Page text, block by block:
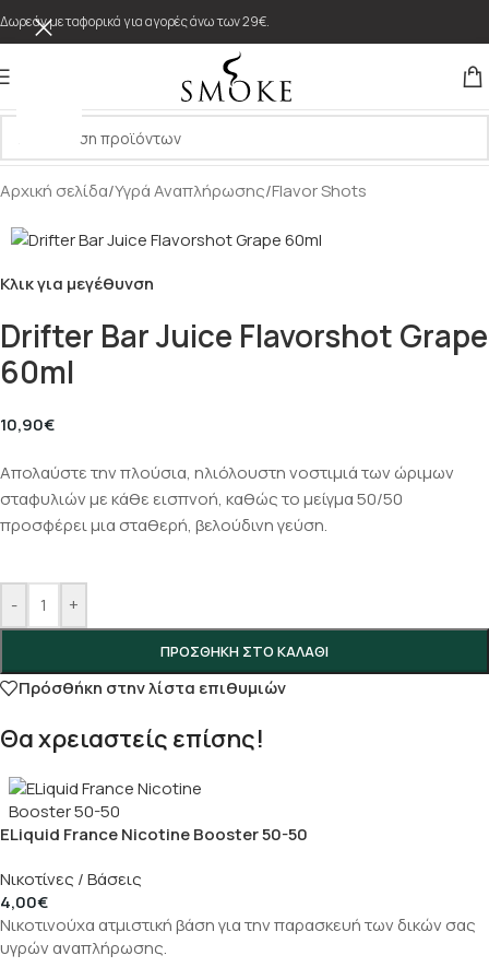
Δωρεάν μεταφορικά για αγορές άνω των 29€.
Αρχική σελίδα/Υγρά Αναπλήρωσης/Flavor Shots
Κλικ για μεγέθυνση
Drifter Bar Juice Flavorshot Grape
60ml
10,90€
Απολαύστε την πλούσια, ηλιόλουστη νοστιμιά των ώριμων
σταφυλιών με κάθε εισπνοή, καθώς το μείγμα 50/50
προσφέρει μια σταθερή, βελούδινη γεύση.
- +
ΠΡΟΣΘΉΚΗ ΣΤΟ ΚΑΛΆΘΙ
Πρόσθήκη στην λίστα επιθυμιών
Θα χρειαστείς επίσης!
ELiquid France Nicotine Booster 50-50
Νικοτίνες / Βάσεις
4,00€
Νικοτινούχα ατμιστική βάση για την παρασκευή των δικών σας
υγρών αναπλήρωσης.